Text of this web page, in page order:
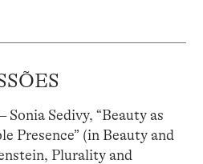
Sonia Sedivy, “Beauty as
Presence” (in Beauty and
Plurality and